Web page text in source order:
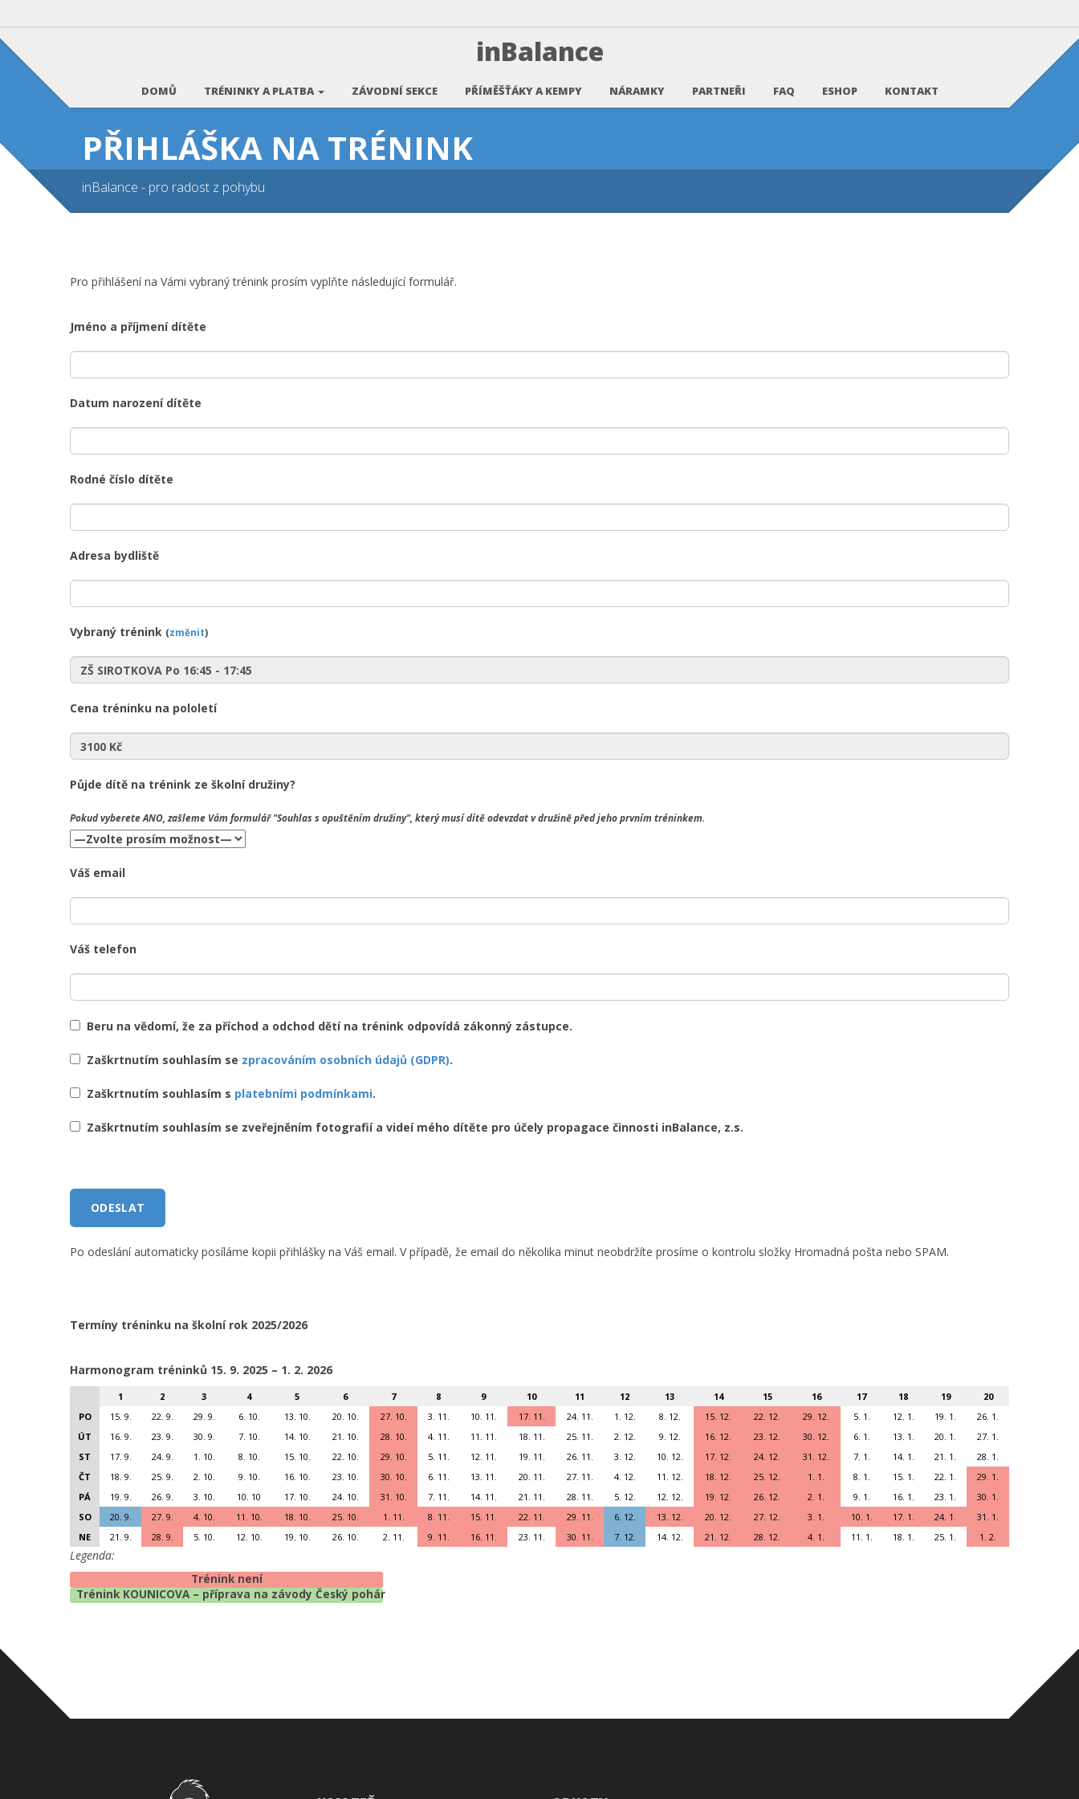
inBalance
DOMŮ TRÉNINKY A PLATBA ZÁVODNÍ SEKCE PŘÍMĚŠŤÁKY A KEMPY NÁRAMKY PARTNEŘI FAQ ESHOP KONTAKT
PŘIHLÁŠKA NA TRÉNINK
inBalance - pro radost z pohybu
Pro přihlášení na Vámi vybraný trénink prosím vyplňte následující formulář.
Jméno a příjmení dítěte
Datum narození dítěte
Rodné číslo dítěte
Adresa bydliště
Vybraný trénink (změnit)
Cena tréninku na pololetí
Půjde dítě na trénink ze školní družiny?
Pokud vybereteANO , zašleme Vám formulář "Souhlas s opuštěním družiny", který musí dítě odevzdat v družině před jeho prvním tréninkem.
Váš email
Váš telefon
Beru na vědomí, že za příchod a odchod dětí na trénink odpovídá zákonný zástupce.
Zaškrtnutím souhlasím se zpracováním osobních údajů (GDPR).
Zaškrtnutím souhlasím s platebními podmínkami.
Zaškrtnutím souhlasím se zveřejněním fotografií a videí mého dítěte pro účely propagace činnosti inBalance, z.s.
Po odeslání automaticky posíláme kopii přihlášky na Váš email. V případě, že email do několika minut neobdržíte prosíme o kontrolu složky Hromadná pošta nebo SPAM.
Termíny tréninku na školní rok 2025/2026
Harmonogram tréninků 15. 9. 2025 – 1. 2. 2026
1 2 3 4 5 6 7 8 9 10 11 12 13 14 15 16 17 18 19
20
PO
15. 9. 22. 9. 29. 9. 6. 10. 13. 10. 20. 10. 27. 10. 3. 11. 10. 11. 17. 11. 24. 11. 1. 12. 8. 12. 15. 12. 22. 12. 29. 12. 5. 1. 12. 1. 19. 1.
26. 1.
ÚT
16. 9. 23. 9. 30. 9. 7. 10. 14. 10. 21. 10. 28. 10. 4. 11. 11. 11. 18. 11. 25. 11. 2. 12. 9. 12. 16. 12. 23. 12. 30. 12. 6. 1. 13. 1. 20. 1.
27. 1.
ST
17. 9. 24. 9. 1. 10. 8. 10. 15. 10. 22. 10. 29. 10. 5. 11. 12. 11. 19. 11. 26. 11. 3. 12. 10. 12. 17. 12. 24. 12. 31. 12. 7. 1. 14. 1. 21. 1.
28. 1.
ČT
18. 9. 25. 9. 2. 10. 9. 10. 16. 10. 23. 10. 30. 10. 6. 11. 13. 11. 20. 11. 27. 11. 4. 12. 11. 12. 18. 12. 25. 12. 1. 1. 8. 1. 15. 1. 22. 1.
29. 1.
PÁ
19. 9. 26. 9. 3. 10. 10. 10 17. 10. 24. 10. 31. 10. 7. 11. 14. 11. 21. 11. 28. 11. 5. 12. 12. 12. 19. 12. 26. 12. 2. 1. 9. 1. 16. 1. 23. 1.
30. 1.
SO
20. 9. 27. 9. 4. 10. 11. 10. 18. 10. 25. 10. 1. 11. 8. 11. 15. 11. 22. 11. 29. 11. 6. 12. 13. 12. 20. 12. 27. 12. 3. 1. 10. 1. 17. 1. 24. 1.
31. 1.
NE
21. 9. 28. 9. 5. 10. 12. 10. 19. 10. 26. 10. 2. 11. 9. 11. 16. 11. 23. 11. 30. 11. 7. 12. 14. 12. 21. 12. 28. 12. 4. 1. 11. 1. 18. 1. 25. 1. 1. 2.
Legenda:
Trénink není
Trénink KOUNICOVA – příprava na závody Český pohár